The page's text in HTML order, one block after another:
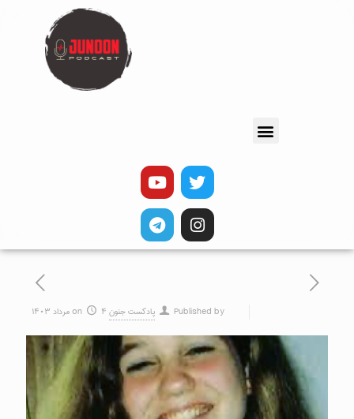
Published by پادکست جنون on ۴ مرداد ۱۴۰۳